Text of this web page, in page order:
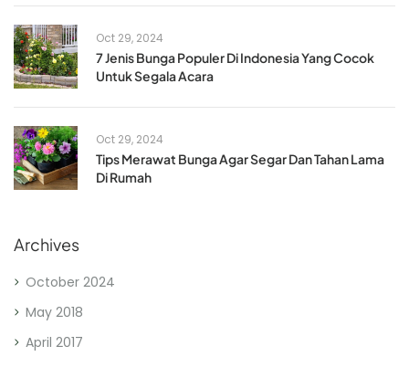
Oct 29, 2024
7 Jenis Bunga Populer Di Indonesia Yang Cocok
Untuk Segala Acara
Oct 29, 2024
Tips Merawat Bunga Agar Segar Dan Tahan Lama
Di Rumah
Archives
October 2024
May 2018
April 2017